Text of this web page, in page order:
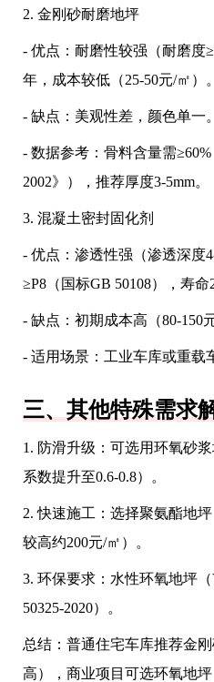
2. 金刚砂耐磨地坪
- 优点：耐磨性较强（耐磨度
年，成本较低（25-50元/㎡）。
- 缺点：美观性差，颜色单一。
- 数据参考：骨料含量需
2002》），推荐厚度3-5mm。
3. 混凝土密封固化剂
- 优点：渗透性强（渗透深度
≥P8（国标GB 50108），寿命
- 缺点：初期成本高（80-150
- 适用场景：工业车库或重载
三、其他特殊需求
1. 防滑升级：可选用环氧砂
系数提升至0.6-0.8）。
2. 快速施工：选择聚氨酯地
较高约200元/㎡）。
3. 环保要求：水性环氧地坪
50325-2020）。
总结：普通住宅车库推荐金
高），商业项目可选环氧地